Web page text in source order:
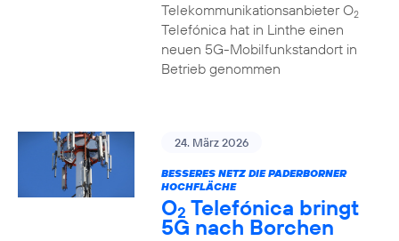
Telekommunikationsanbieter O2
Telefónica hat in Linthe einen
neuen 5G-Mobilfunkstandort in
Betrieb genommen
24. März 2026
BESSERES NETZ DIE PADERBORNER
HOCHFLÄCHE
O2 Telefónica bringt
5G nach Borchen